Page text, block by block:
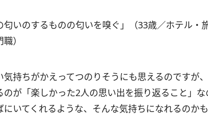
匂いのするものの匂いを嗅ぐ」（33歳／ホテル・
）
気持ちがかえってつのりそうにも思えるのですが
のが「楽しかった2人の思い出を振り返ること」
にいてくれるような、そんな気持ちになれるのかも